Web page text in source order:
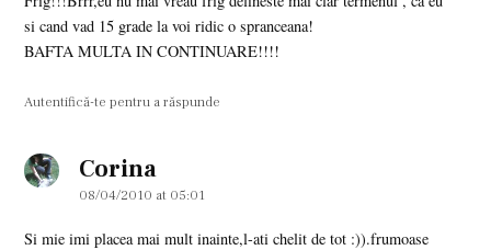
si cand vad 15 grade la voi ridic o spranceana!
BAFTA MULTA IN CONTINUARE!!!!
Autentifică-te pentru a răspunde
Corina
08/04/2010 at 05:01
Si mie imi placea mai mult inainte,l-ati chelit de tot :)).frumoase